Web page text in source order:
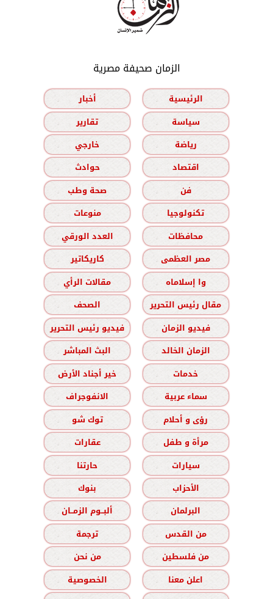
الزمان صحيفة مصرية
الرئيسية
أخبار
سياسة
تقارير
رياضة
خارجي
اقتصاد
حوادث
فن
صحة وطب
تكنولوجيا
منوعات
محافظات
العدد الورقي
مصر العظمى
كاريكاتير
وا إسلاماه
مقالات الرأي
مقال رئيس التحرير
الصحف
فيديو الزمان
فيديو رئيس التحرير
الزمان الخالد
البث المباشر
خدمات
خير أجناد الأرض
سماء عربية
الانفوجراف
رؤى و أحلام
توك شو
مرأة و طفل
عقارات
سيارات
حارتنا
الأحزاب
بنوك
البرلمان
ألبــوم الزمــان
من القدس
ترجمة
من فلسطين
من نحن
اعلن معنا
الخصوصية